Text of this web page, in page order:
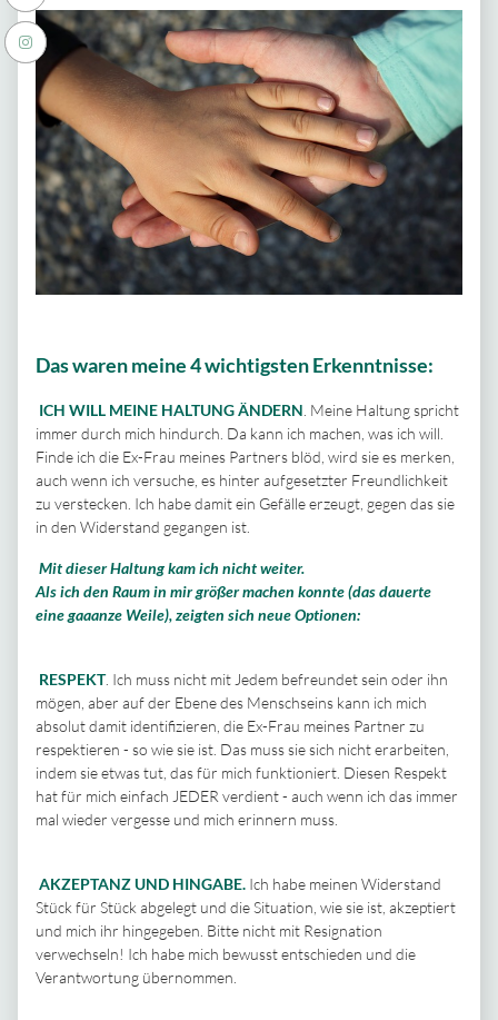
Das waren meine 4 wichtigsten Erkenntnisse:
ICH WILL MEINE HALTUNG ÄNDERN . Meine Haltung spricht
immer durch mich hindurch. Da kann ich machen, was ich will.
Finde ich die Ex-Frau meines Partners blöd, wird sie es merken,
auch wenn ich versuche, es hinter aufgesetzter Freundlichkeit
zu verstecken. Ich habe damit ein Gefälle erzeugt, gegen das sie
in den Widerstand gegangen ist.
Mit dieser Haltung kam ich nicht weiter.
Als ich den Raum in mir größer machen konnte (das dauerte
eine gaaanze Weile), zeigten sich neue Optionen:
RESPEKT. Ich muss nicht mit Jedem befreundet sein oder ihn
mögen, aber auf der Ebene des Menschseins kann ich mich
absolut damit identifizieren, die Ex-Frau meines Partner zu
respektieren - so wie sie ist. Das muss sie sich nicht erarbeiten,
indem sie etwas tut, das für mich funktioniert. Diesen Respekt
hat für mich einfach JEDER verdient - auch wenn ich das immer
mal wieder vergesse und mich erinnern muss.
AKZEPTANZ UND HINGABE. Ich habe meinen Widerstand
Stück für Stück abgelegt und die Situation, wie sie ist, akzeptiert
und mich ihr hingegeben. Bitte nicht mit Resignation
verwechseln! Ich habe mich bewusst entschieden und die
Verantwortung übernommen.